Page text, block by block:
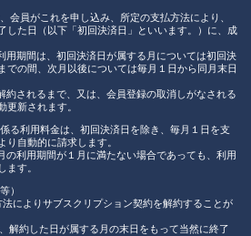
会員がこれを申し込み、所定の支払方法により、
した日（以下「初回決済日」といいます。）に、成
期間は、初回決済日が属する月については初回決
での間、次月以後については毎月１日から同月末日
されるまで、又は、会員登録の取消しがなされる
更新されます。
る利用料金は、初回決済日を除き、毎月１日を支
り自動的に請求します。
利用期間が１月に満たない場合であっても、利用
ます。
）
によりサブスクリプション契約を解約することが
約した日が属する月の末日をもって当然に終了